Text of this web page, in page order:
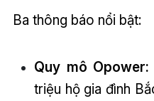
Ba thông báo nổi bật:
Quy mô Opower:
triệu hộ gia đình